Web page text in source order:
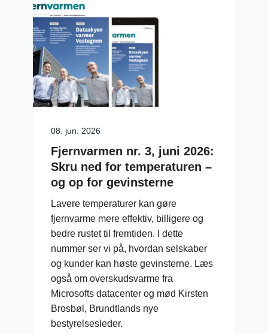
08. jun. 2026
Fjernvarmen nr. 3, juni 2026:
Skru ned for temperaturen –
og op for gevinsterne
Lavere temperaturer kan gøre
fjernvarme mere effektiv, billigere og
bedre rustet til fremtiden. I dette
nummer ser vi på, hvordan selskaber
og kunder kan høste gevinsterne. Læs
også om overskudsvarme fra
Microsofts datacenter og mød Kirsten
Brosbøl, Brundtlands nye
bestyrelsesleder.